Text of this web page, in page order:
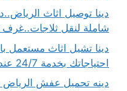
دينا توصيل اثاث
شاملة لنقل
احتياجاتك بخدمة 24/7 عند نقل الأثاث